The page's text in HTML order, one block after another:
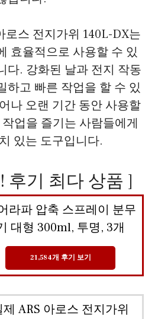
로스 전지가위 140L-DX는
효율적으로 사용할 수 있
다. 강화된 날과 전지 작동
하고 빠른 작업을 할 수 있
나 오랜 기간 동안 사용할
업을 즐기는 사람들에게
있는 도구입니다.
후기 최다 상품 ]
라파 압축 스프레이 분무
대형 300ml, 투명, 3개
21,584개 후기 보기
제 ARS 아로스 전지가위